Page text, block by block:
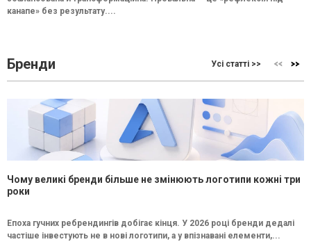
канапе» без результату....
Бренди Усі статті >>
Чому великі бренди більше не змінюють логотипи кожні три
роки
Епоха гучних ребрендингів добігає кінця. У 2026 році бренди дедалі
частіше інвестують не в нові логотипи, а у впізнавані елементи,...